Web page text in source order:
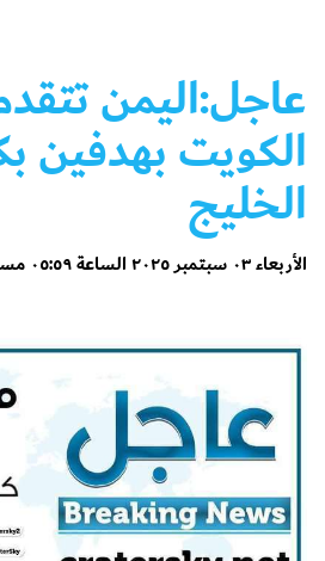
عاجل:اليمن
الكويت بهدفين
الخليج
الأربعاء ٠٣ سبتمبر ٢٠٢٥ الساعة ٠٥:٥٩ مساءً